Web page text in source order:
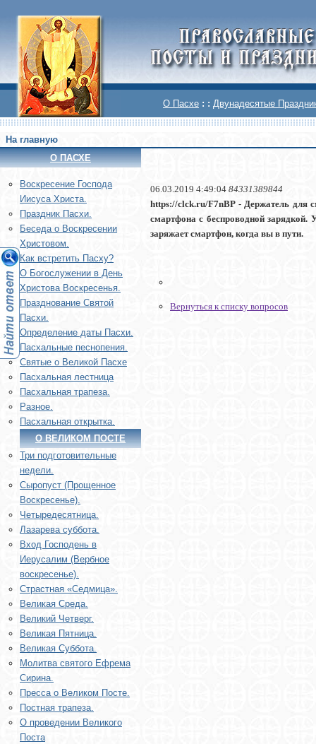
О Пасхе : : Двунадесятые
На главную
О ПАСХЕ
Воскреcение Господа
Иисуса Христа.
Праздник Пасхи.
Беседа о Воскресении
Христовом.
Как встретить Пасху?
О Богослужении в День
Христова Воскресенья.
Празднование Святой
Пасхи.
Определение даты Пасхи.
Пасхальные песнопения.
Святые о Великой Пасхе
Пасхальная лестница
Пасхальная трапеза.
Разное.
Пасхальная открытка.
О ВЕЛИКОМ ПОСТЕ
Три подготовительные
недели.
Сыропуст (Прощенное
Воскресенье).
Четыредесятница.
Лазарева суббота.
Вход Господень в
Иерусалим (Вербное
воскресенье).
Страстная «Седмица».
Великая Среда.
Великий Четверг.
Великая Пятница.
Великая Суббота.
Молитва святого Ефрема
Сирина.
Пресса о Великом Посте.
Постная трапеза.
О проведении Великого
Поста
06.03.2019 4:49:04 84331389844
https://clck.ru/F7nBP - Держатель для
смартфона с беспроводной зарядкой.
заряжает смартфон, когда вы в пути.
Вернуться к списку вопросов